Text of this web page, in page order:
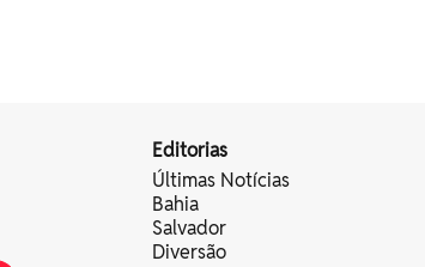
Editorias
Últimas Notícias
Bahia
Salvador
Diversão